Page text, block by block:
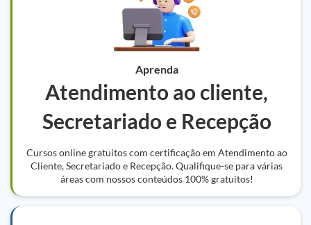
Aprenda
Atendimento ao cliente,
Secretariado e Recepção
Cursos online gratuitos com certificação em Atendimento ao
Cliente, Secretariado e Recepção. Qualifique-se para várias
áreas com nossos conteúdos 100% gratuitos!